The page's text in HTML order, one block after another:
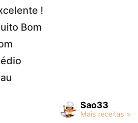
!
Bom
Sao33